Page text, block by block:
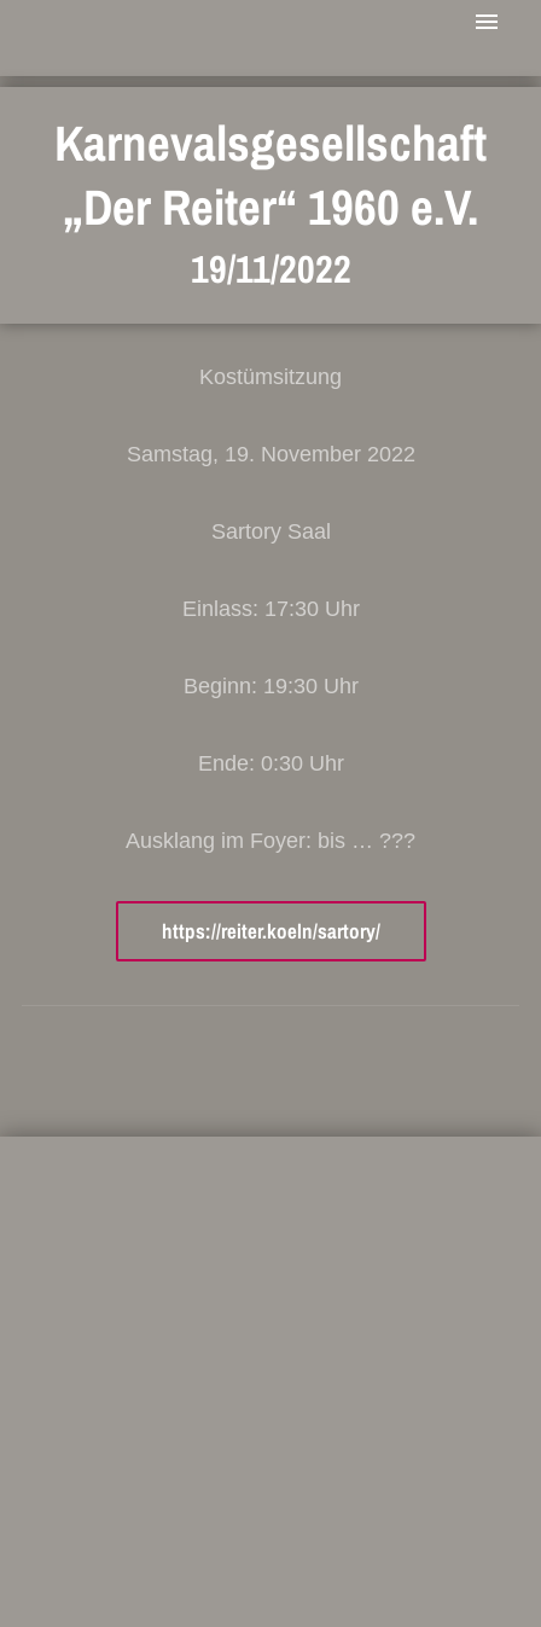
Karnevalsgesellschaft
„Der Reiter“ 1960 e.V.
19/11/2022
Kostümsitzung
Samstag, 19. November 2022
Sartory Saal
Einlass: 17:30 Uhr
Beginn: 19:30 Uhr
Ende: 0:30 Uhr
Ausklang im Foyer: bis … ???
https://reiter.koeln/sartory/